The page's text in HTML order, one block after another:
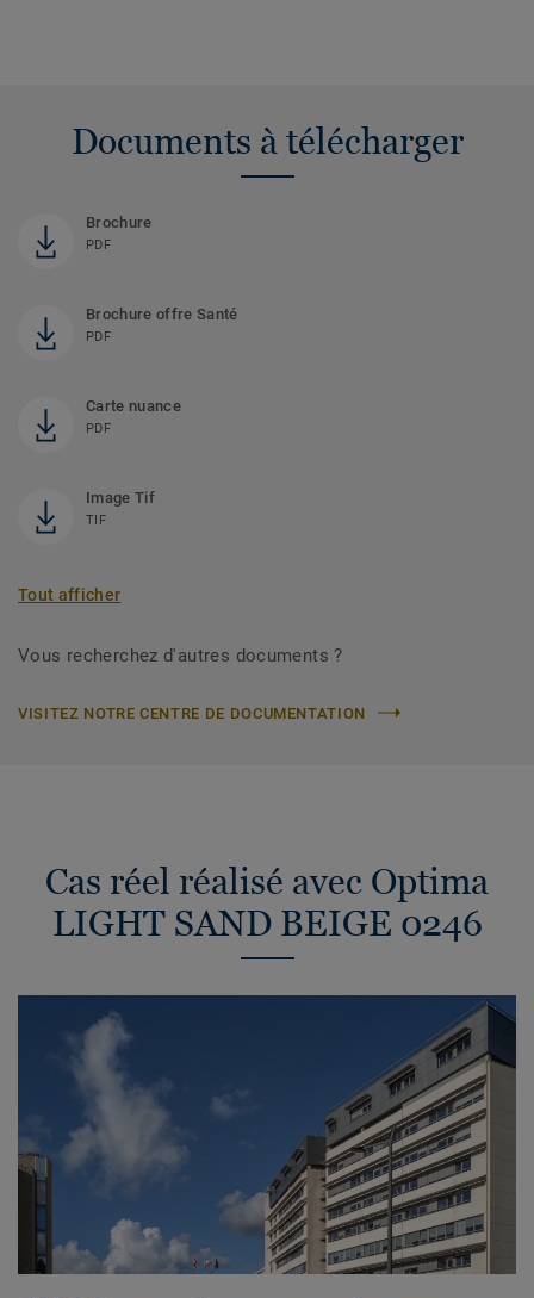
Documents à télécharger
Brochure
PDF
Brochure offre Santé
PDF
Carte nuance
PDF
Image Tif
TIF
Tout afficher
Vous recherchez d'autres documents ?
VISITEZ NOTRE CENTRE DE DOCUMENTATION
Cas réel réalisé avec Optima
LIGHT SAND BEIGE 0246